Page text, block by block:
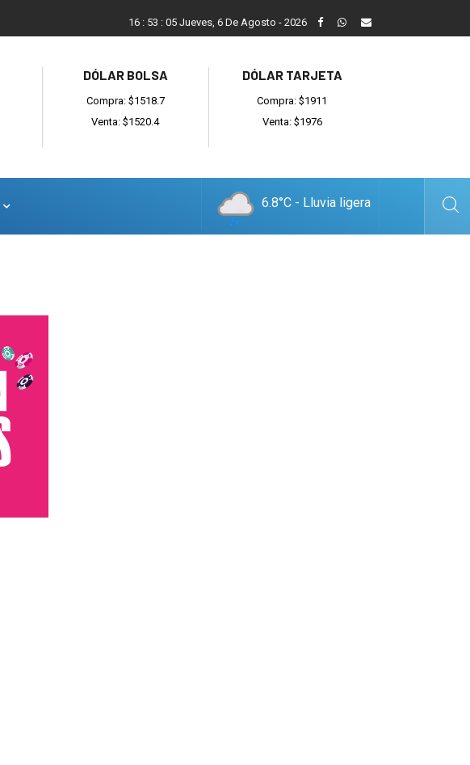
Balcarce cayó en el debut ante General Madariaga
16 : 53 : 06 Jueves, 6 De Agosto - 2026
DÓLAR BOLSA
Compra: $1518.7
Venta: $1520.4
DÓLAR TARJETA
Compra: $1911
Venta: $1976
6.8°C - Lluvia ligera